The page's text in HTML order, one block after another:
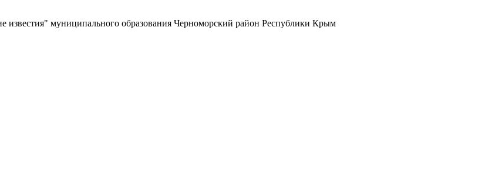
муниципального образования Черноморский район Республики Крым